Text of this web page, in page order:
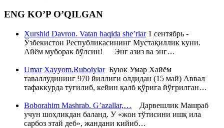
ENG KO’P O’QILGAN
Xurshid Davron. Vatan haqida she’rlar1 сентябрь -
Ўзбекистон Республикасининг Мустақиллик куни.
Айём муборак бўлсин! Энг азиз ва энг…
Umar Xayyom.RuboiylarБуюк Умар Хайём
таваллудининг 970 йиллиги олдидан (15 май) Аввал
тафаккурда туғилиб, кейин қалб қўрига йўғрилган…
Boborahim Mashrab. G’azallar,… Дарвешлик Машраб
учун шоҳликдан баланд. У «жон тўтисини ишқ ила
сарбоз этай деб», жандани кийиб…